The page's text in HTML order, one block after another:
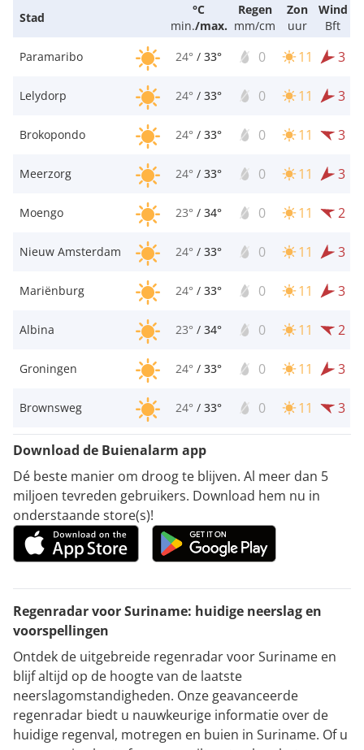
Stad
°C
min./max.
Regen
mm/cm
Zon
uur
Wind
Bft
Paramaribo
24° / 33° 0 11 3
Lelydorp 24° / 33° 0 11 3
Brokopondo 24° / 33° 0 11 3
Meerzorg 24° / 33° 0 11 3
Moengo 23° / 34° 0 11 2
Nieuw Amsterdam 24° / 33° 0 11 3
Mariënburg 24° / 33° 0 11 3
Albina 23° / 34° 0 11 2
Groningen 24° / 33° 0 11 3
Brownsweg 24° / 33° 0 11 3
Download de Buienalarm app
Dé beste manier om droog te blijven. Al meer dan 5
miljoen tevreden gebruikers. Download hem nu in
onderstaande store(s)!
Regenradar voor Suriname: huidige neerslag en
voorspellingen
Ontdek de uitgebreide regenradar voor Suriname en
blijf altijd op de hoogte van de laatste
neerslagomstandigheden. Onze geavanceerde
regenradar biedt u nauwkeurige informatie over de
huidige regenval, motregen en buien in Suriname. Of u